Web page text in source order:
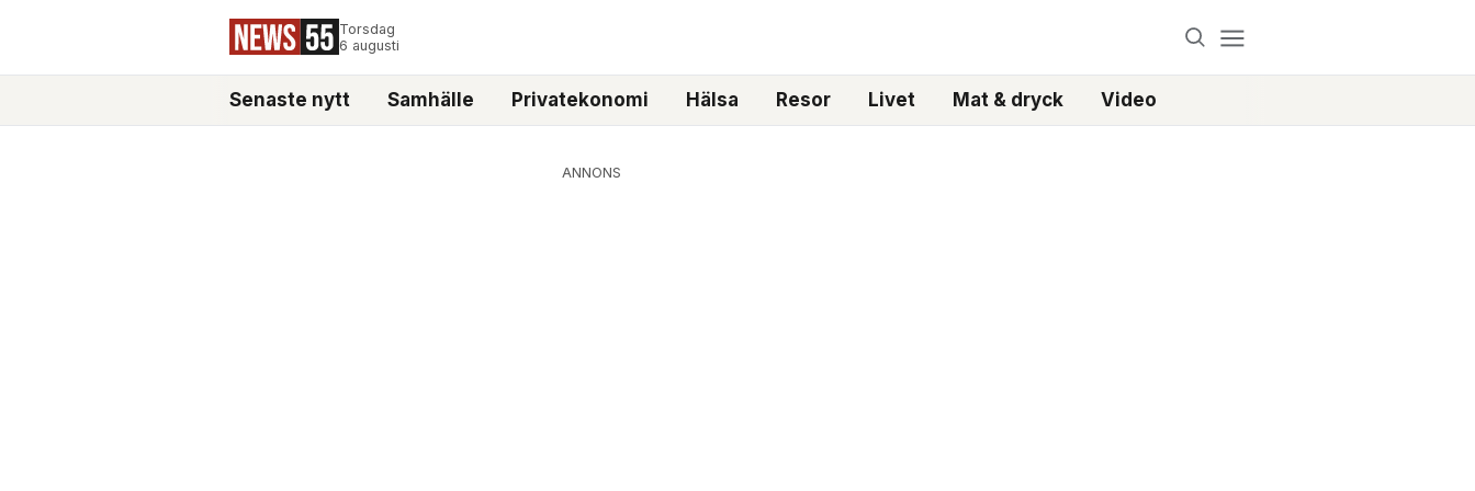
Torsdag
6 augusti
Senaste nytt Samhälle Privatekonomi Hälsa Resor Livet Mat & dryck Video
ANNONS